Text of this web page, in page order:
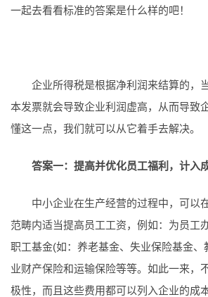
一起去看看标准的答案是什么样的吧！
企业所得税是根据净利润来结算的，
本发票就会导致企业利润虚高，从而导致
懂这一点，我们就可以从它着手去解决。
答案一：提高并优化员工福利，计入
中小企业在生产经营的过程中，可以
范畴内适当提高员工工资，例如：为员工
职工基金(如：养老基金、失业保险基金、
业财产保险和运输保险等等。如此一来，
极性，而且这些费用都可以列入企业的成